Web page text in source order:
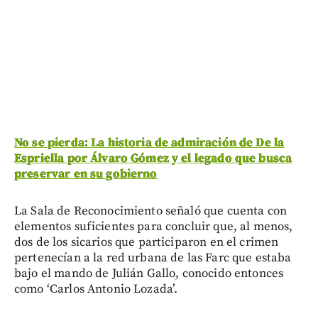
No se pierda: La historia de admiración de De la
Espriella por Álvaro Gómez y el legado que busca
preservar en su gobierno
La Sala de Reconocimiento señaló que cuenta con
elementos suficientes para concluir que, al menos,
dos de los sicarios que participaron en el crimen
pertenecían a la red urbana de las Farc que estaba
bajo el mando de Julián Gallo, conocido entonces
como ‘Carlos Antonio Lozada’.